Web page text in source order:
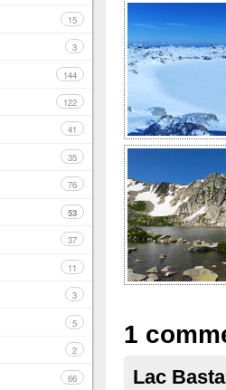
15
3
144
122
41
35
76
53
37
11
3
5
2
66
1
Lac